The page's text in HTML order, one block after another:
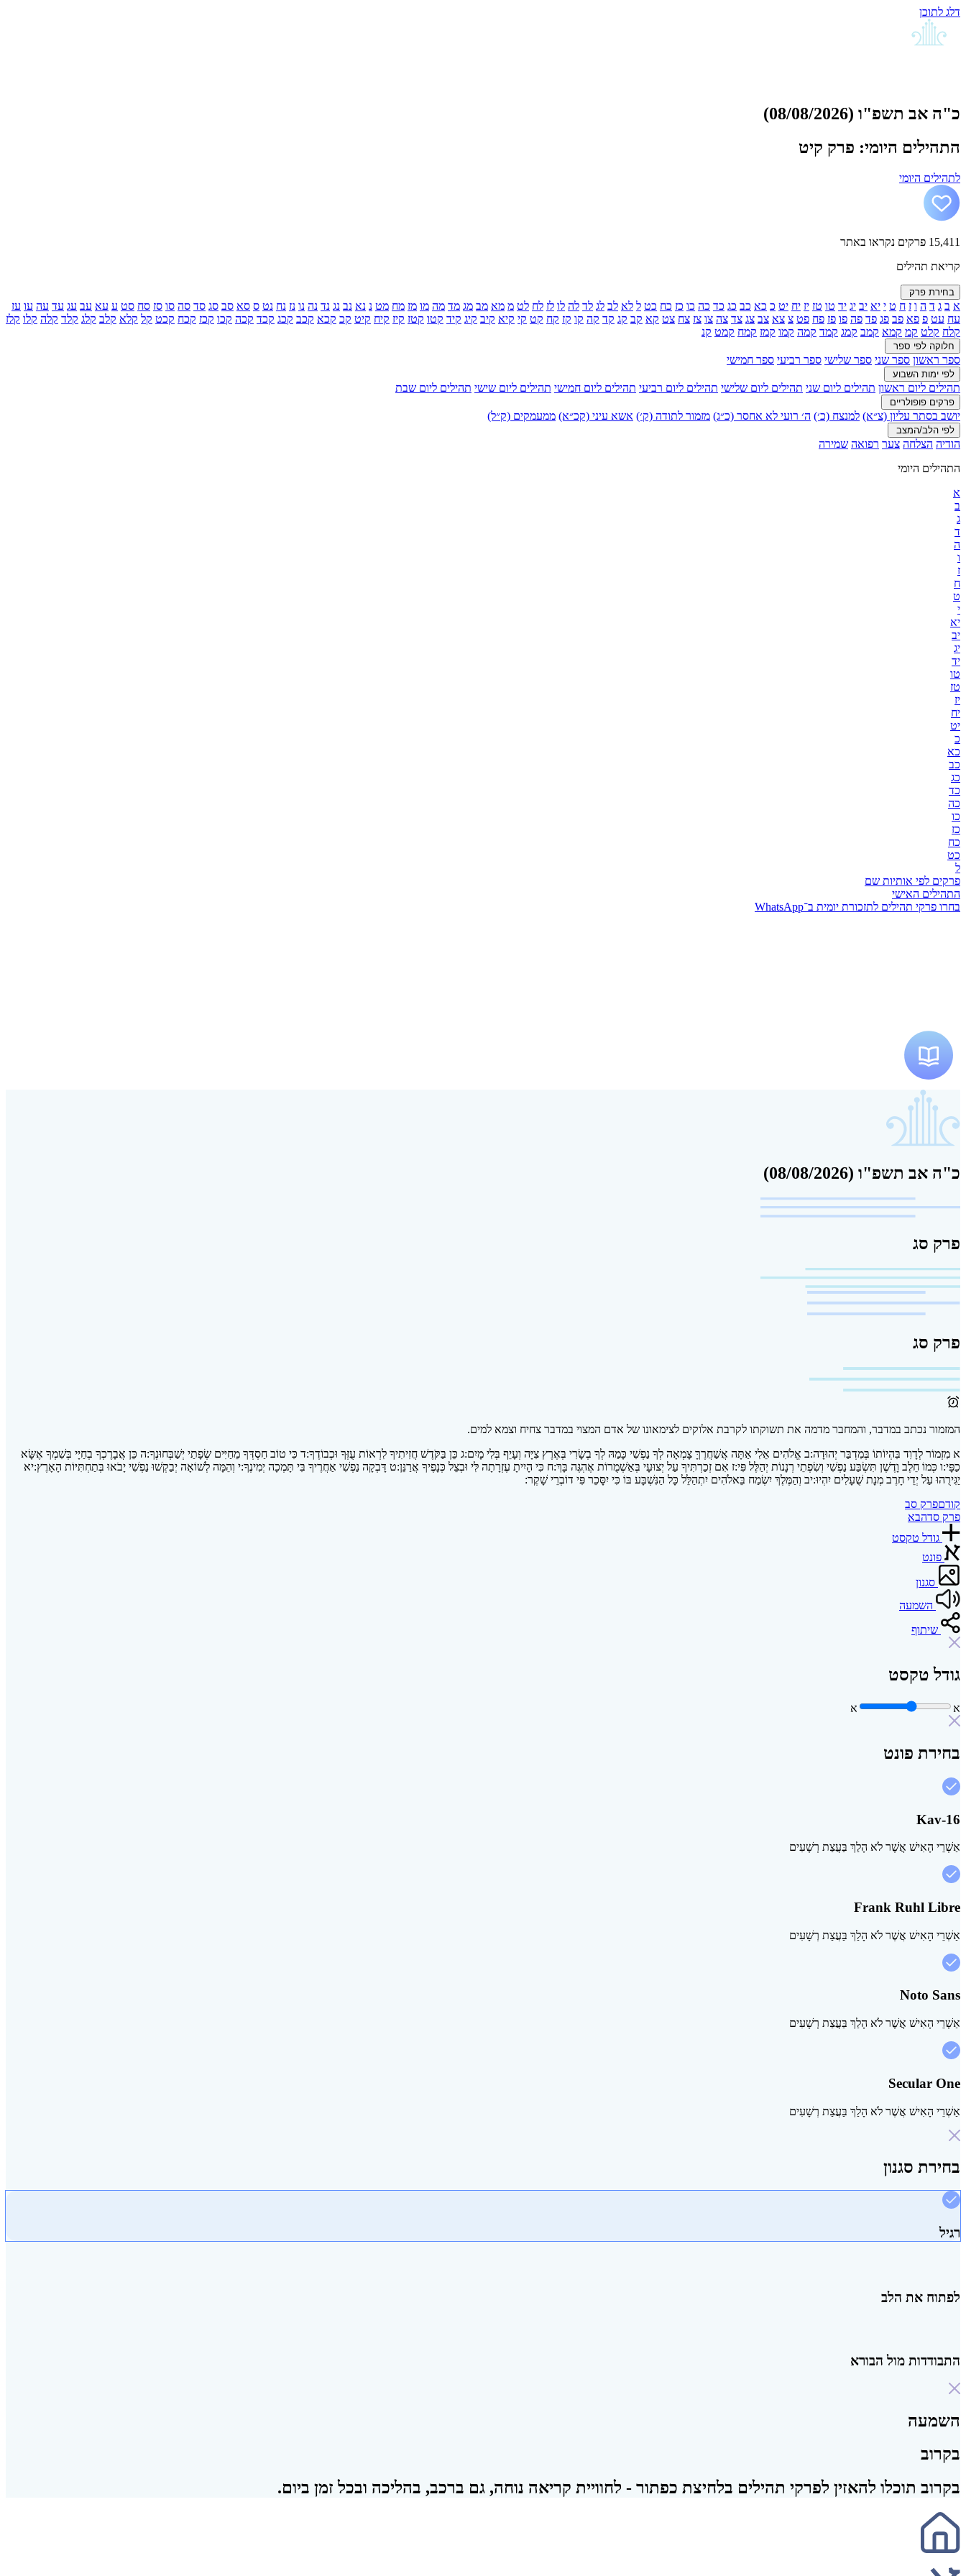
דלג לתוכן
כ"ה אב תשפ"ו (08/08/2026)
התהילים היומי: פרק קיט
לתהילים היומי
15,411 פרקים נקראו באתר
קריאת תהילים
בחירת פרק
א ב ג ד ה ו ז ח ט י יא יב יג יד טו טז יז יח יט כ כא כב כג כד כה כו כז כח כט ל לא לב לג לד לה לו לז לח לט מ מא מב מג מד מה מו מז מח מט נ נא נב נג נד נה נו נז נח נט ס סא סב סג סד סה סו סז סח סט ע עא עב עג עד עה עו עז
עח עט פ פא פב פג פד פה פו פז פח פט צ צא צב צג צד צה צו צז צח צט קא קב קג קד קה קו קז קח קט קי קיא קיב קיג קיד קטו קטז קיז קיח קיט קכ קכא קכב קכג קכד קכה קכו קכז קכח קכט קל קלא קלב קלג קלד קלה קלו קלז
קלח קלט קמ קמא קמב קמג קמד קמה קמו קמז קמח קמט קנ
חלוקה לפי ספר
ספר ראשון ספר שני ספר שלישי ספר רביעי ספר חמישי
לפי ימות השבוע
תהילים ליום ראשון תהילים ליום שני תהילים ליום שלישי תהילים ליום רביעי תהילים ליום חמישי תהילים ליום שישי תהילים ליום שבת
פרקים פופולריים
יושב בסתר עליון (צ״א) למנצח (כ׳) ה׳ רועי לא אחסר (כ״ג) מזמור לתודה (ק׳) אשא עיני (קכ״א) ממעמקים (ק״ל)
לפי הלב/המצב
הודיה הצלחה צער רפואה שמירה
התהילים היומי
א
ב
ג
ד
ה
ו
ז
ח
ט
י
יא
יב
יג
יד
טו
טז
יז
יח
יט
כ
כא
כב
כג
כד
כה
כו
כז
כח
כט
ל
פרקים לפי אותיות שם
התהילים האישי
בחרו פרקי תהילים לתזכורת יומית ב־WhatsApp
כ"ה אב תשפ"ו (08/08/2026)
פרק סג
פרק סג
המזמור נכתב במדבר, והמחבר מדמה את תשוקתו לקרבת אלוקים לצימאונו של אדם המצוי במדבר צחיח וצמא למים.
א מִזְמוֹר לְדָוִד בִּהְיוֹתוֹ בְּמִדְבַּר יְהוּדָה:ב אֱלֹהִים אֵלִי אַתָּה אֲשַׁחֲרֶךָּ צָמְאָה לְךָ נַפְשִׁי כָּמַהּ לְךָ בְשָׂרִי בְּאֶרֶץ צִיָּה וְעָיֵף בְּלִי מָיִם:ג כֵּן בַּקֹּדֶשׁ חֲזִיתִיךָ לִרְאוֹת עֻזְּךָ וּכְבוֹדֶךָ:ד כִּי טוֹב חַסְדְּךָ מֵחַיִּים שְׂפָתַי יְשַׁבְּחוּנְךָ:ה כֵּן אֲבָרֶכְךָ בְחַיָּי בְּשִׁמְךָ אֶשָּׂא
כַפָּי:ו כְּמוֹ חֵלֶב וָדֶשֶׁן תִּשְׂבַּע נַפְשִׁי וְשִׂפְתֵי רְנָנוֹת יְהַלֶּל פִּי:ז אִם זְכַרְתִּיךָ עַל יְצוּעָי בְּאַשְׁמֻרוֹת אֶהְגֶּה בָּךְ:ח כִּי הָיִיתָ עֶזְרָתָה לִּי וּבְצֵל כְּנָפֶיךָ אֲרַנֵּן:ט דָּבְקָה נַפְשִׁי אַחֲרֶיךָ בִּי תָּמְכָה יְמִינֶךָ:י וְהֵמָּה לְשׁוֹאָה יְבַקְשׁוּ נַפְשִׁי יָבֹאוּ בְּתַחְתִּיּוֹת הָאָרֶץ:יא
יַגִּירֻהוּ עַל יְדֵי חָרֶב מְנָת שֻׁעָלִים יִהְיוּ:יב וְהַמֶּלֶךְ יִשְׂמַח בֵּאלֹהִים יִתְהַלֵּל כָּל הַנִּשְׁבָּע בּוֹ כִּי יִסָּכֵר פִּי דוֹבְרֵי שָׁקֶר:
קודםפרק סב
פרק סדהבא
גודל טקסט
פונט
סגנון
השמעה
שיתוף
גודל טקסט
א א
בחירת פונט
Kav-16
אַשְׁרֵי הָאִישׁ אֲשֶׁר לֹא הָלַךְ בַּעֲצַת רְשָׁעִים
Frank Ruhl Libre
אַשְׁרֵי הָאִישׁ אֲשֶׁר לֹא הָלַךְ בַּעֲצַת רְשָׁעִים
Noto Sans
אַשְׁרֵי הָאִישׁ אֲשֶׁר לֹא הָלַךְ בַּעֲצַת רְשָׁעִים
Secular One
אַשְׁרֵי הָאִישׁ אֲשֶׁר לֹא הָלַךְ בַּעֲצַת רְשָׁעִים
בחירת סגנון
רגיל
לפתוח את הלב
התבודדות מול הבורא
השמעה
בקרוב
בקרוב תוכלו להאזין לפרקי תהילים בלחיצת כפתור - לחוויית קריאה נוחה, גם ברכב, בהליכה ובכל זמן ביום.